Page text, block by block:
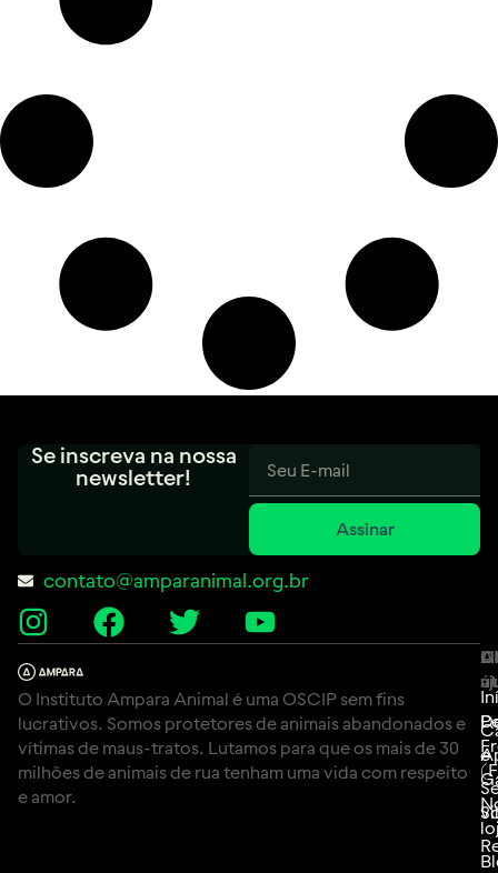
Se inscreva na nossa
newsletter!
Assinar
contato@amparanimal.org.br
O Instituto Ampara Animal é uma OSCIP sem fins
lucrativos. Somos protetores de animais abandonados e
vítimas de maus-tratos. Lutamos para que os mais de 30
milhões de animais de rua tenham uma vida com respeito
e amor.
e